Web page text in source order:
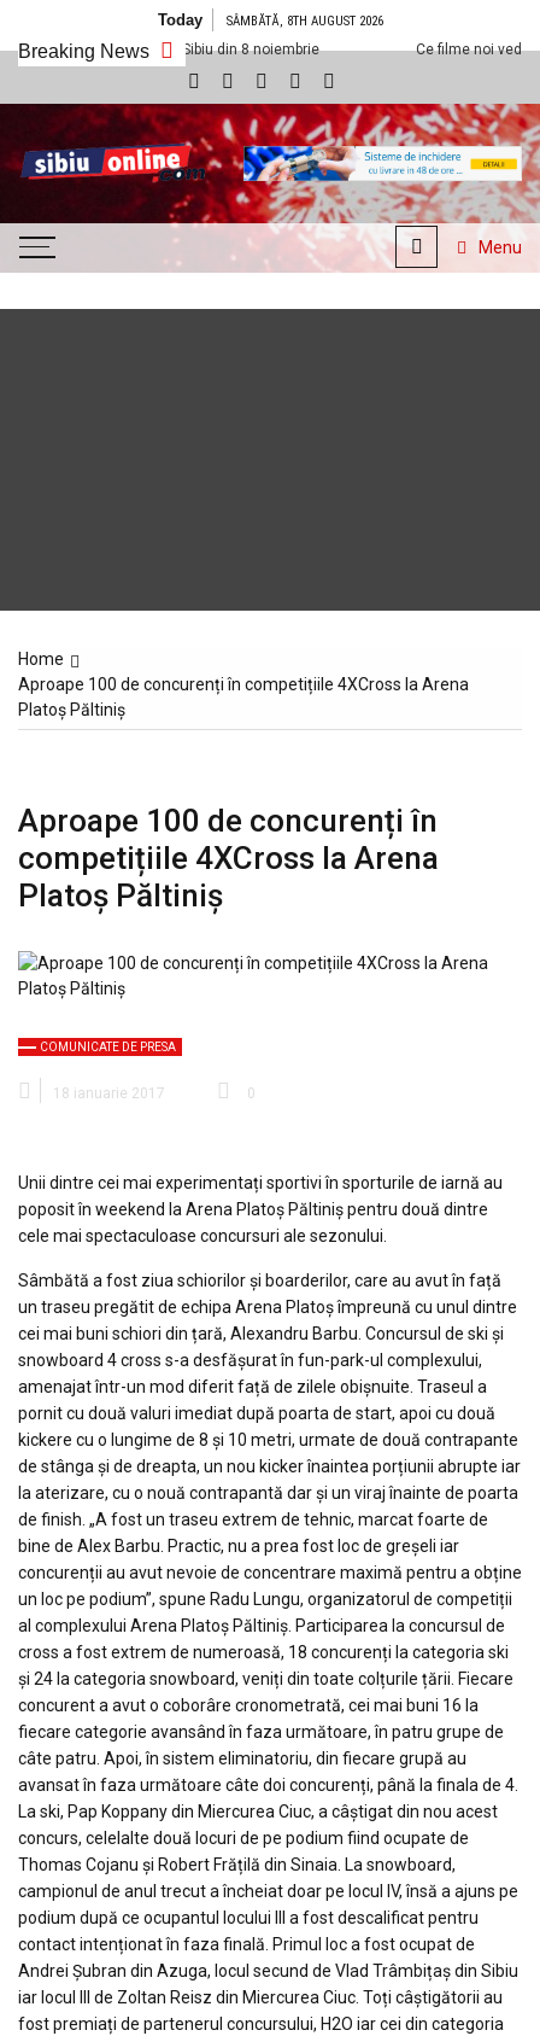
Today SÂMBĂTĂ, 8TH AUGUST 2026
Breaking News
Sibiu din 8 noiembrie Ce filme noi vedem la Cineplexx
SibiuOnline.com
… locatii si evenimente din
Sibiu!!!
Menu
Home
Aproape 100 de concurenți în competițiile 4XCross la Arena
Platoș Păltiniș
Aproape 100 de concurenți în
competițiile 4XCross la Arena
Platoș Păltiniș
COMUNICATE DE PRESA
18 ianuarie 2017 0
Unii dintre cei mai experimentați sportivi în sporturile de iarnă au
poposit în weekend la Arena Platoș Păltiniș pentru două dintre
cele mai spectaculoase concursuri ale sezonului.
Sâmbătă a fost ziua schiorilor și boarderilor, care au avut în față
un traseu pregătit de echipa Arena Platoș împreună cu unul dintre
cei mai buni schiori din țară, Alexandru Barbu. Concursul de ski și
snowboard 4 cross s-a desfășurat în fun-park-ul complexului,
amenajat într-un mod diferit față de zilele obișnuite. Traseul a
pornit cu două valuri imediat după poarta de start, apoi cu două
kickere cu o lungime de 8 și 10 metri, urmate de două contrapante
de stânga și de dreapta, un nou kicker înaintea porțiunii abrupte iar
la aterizare, cu o nouă contrapantă dar și un viraj înainte de poarta
de finish. „A fost un traseu extrem de tehnic, marcat foarte de
bine de Alex Barbu. Practic, nu a prea fost loc de greșeli iar
concurenții au avut nevoie de concentrare maximă pentru a obține
un loc pe podium”, spune Radu Lungu, organizatorul de competiții
al complexului Arena Platoș Păltiniș. Participarea la concursul de
cross a fost extrem de numeroasă, 18 concurenți la categoria ski
și 24 la categoria snowboard, veniți din toate colțurile țării. Fiecare
concurent a avut o coborâre cronometrată, cei mai buni 16 la
fiecare categorie avansând în faza următoare, în patru grupe de
câte patru. Apoi, în sistem eliminatoriu, din fiecare grupă au
avansat în faza următoare câte doi concurenți, până la finala de 4.
La ski, Pap Koppany din Miercurea Ciuc, a câștigat din nou acest
concurs, celelalte două locuri de pe podium fiind ocupate de
Thomas Cojanu și Robert Frățilă din Sinaia. La snowboard,
campionul de anul trecut a încheiat doar pe locul IV, însă a ajuns pe
podium după ce ocupantul locului III a fost descalificat pentru
contact intenționat în faza finală. Primul loc a fost ocupat de
Andrei Șubran din Azuga, locul secund de Vlad Trâmbițaș din Sibiu
iar locul III de Zoltan Reisz din Miercurea Ciuc. Toți câștigătorii au
fost premiați de partenerul concursului, H2O iar cei din categoria